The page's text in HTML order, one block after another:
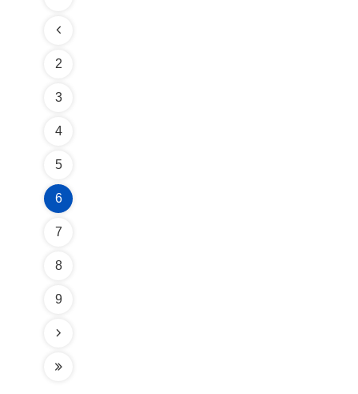
2
3
4
5
6
7
8
9